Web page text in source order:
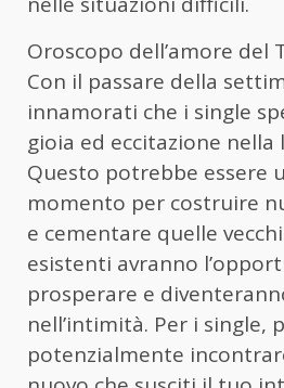
Oroscopo dell’amore del
Con il passare della
innamorati che i single
gioia ed eccitazione
Questo potrebbe essere
momento per costruire
e cementare quelle
esistenti avranno
prosperare e
nell’intimità. Per i single,
potenzialmente